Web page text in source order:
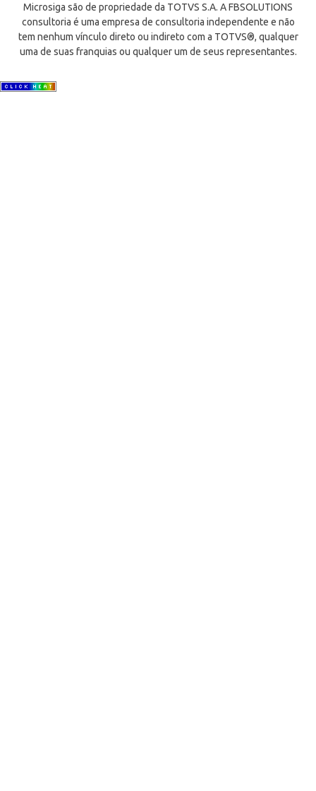
Microsiga são de propriedade da TOTVS S.A. A FBSOLUTIONS
consultoria é uma empresa de consultoria independente e não
tem nenhum vínculo direto ou indireto com a TOTVS®, qualquer
uma de suas franquias ou qualquer um de seus representantes.